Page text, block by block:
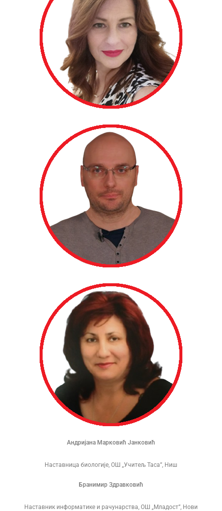
Андријана Марковић Јанковић
Наставница биологије, ОШ „Учитељ Таса”, Ниш
Бранимир Здравковић
Наставник информатике и рачунарства, ОШ „Младост”, Нови